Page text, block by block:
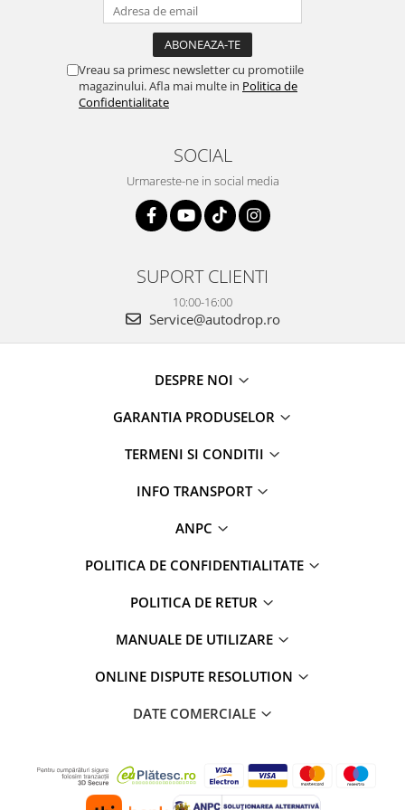
Vreau sa primesc newsletter cu promotiile
magazinului. Afla mai multe in Politica de
Confidentialitate
SOCIAL
Urmareste-ne in social media
SUPORT CLIENTI
10:00-16:00
Service@autodrop.ro
DESPRE NOI
GARANTIA PRODUSELOR
TERMENI SI CONDITII
INFO TRANSPORT
ANPC
POLITICA DE CONFIDENTIALITATE
POLITICA DE RETUR
MANUALE DE UTILIZARE
ONLINE DISPUTE RESOLUTION
DATE COMERCIALE